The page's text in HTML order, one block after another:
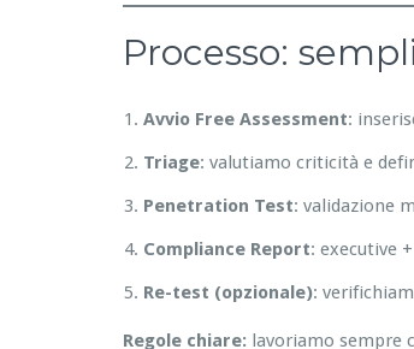
Processo:
Avvio Free Assessment:
Triage: valutiamo criticità e
Penetration Test: validazione
Compliance Report: executive
Re-test (opzionale):
Regole chiare: lavoriamo sempre